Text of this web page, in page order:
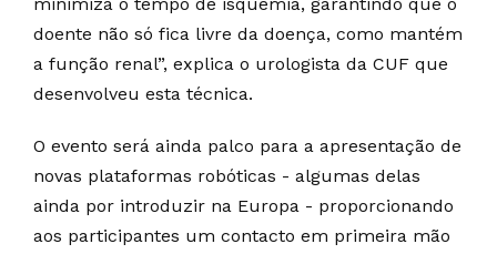
minimiza o tempo de isquemia, garantindo que o
doente não só fica livre da doença, como mantém
a função renal”, explica o urologista da CUF que
desenvolveu esta técnica.
O evento será ainda palco para a apresentação de
novas plataformas robóticas - algumas delas
ainda por introduzir na Europa - proporcionando
aos participantes um contacto em primeira mão